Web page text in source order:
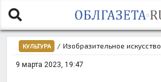
КУЛЬТУРА / Изобразительное искусство
9 марта 2023, 19:47